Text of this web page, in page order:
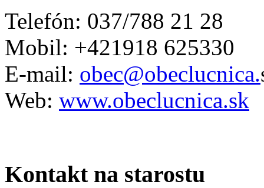
Telefón: 037/788 21 28
Mobil: +421918 625330
E-mail: obec@obeclucnica.
Web: www.obeclucnica.sk
Kontakt na starostu